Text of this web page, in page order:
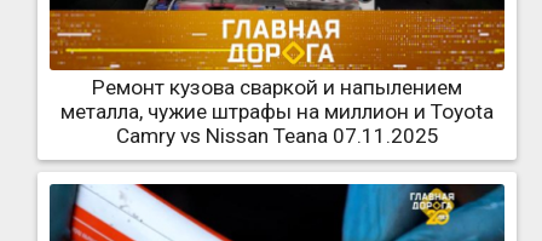
Ремонт кузова сваркой и напылением
металла, чужие штрафы на миллион и Toyota
Camry vs Nissan Teana 07.11.2025